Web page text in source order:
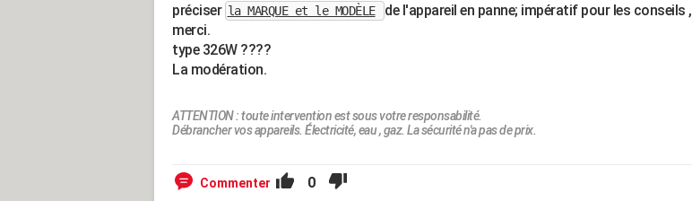
préciser la MARQUE et le MODÈLE
de l'appareil en panne; impératif pour les conseils ,
merci.
type 326W ????
La modération.
ATTENTION : toute intervention est sous votre responsabilité.
Débrancher vos appareils. Électricité, eau , gaz. La sécurité n'a pas de prix.
Commenter 0